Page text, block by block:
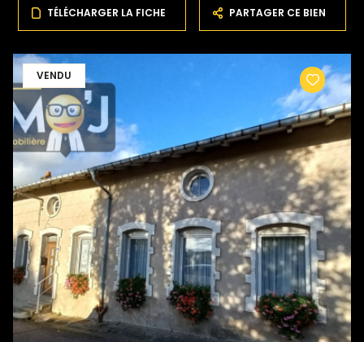
TÉLÉCHARGER LA FICHE PARTAGER CE BIEN
VENDU